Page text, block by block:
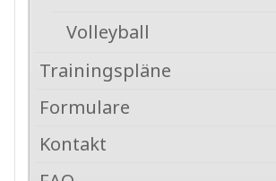
Volleyball
Trainingspläne
Formulare
Kontakt